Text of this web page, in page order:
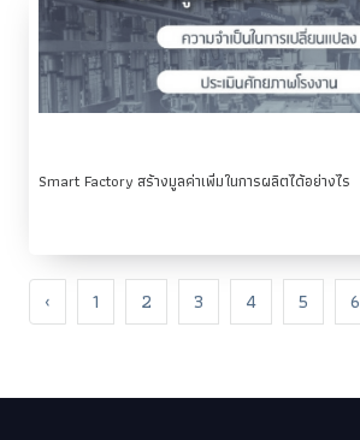
Smart Factory สร้างมูลค่าเพิ่มในการผลิตได้อย่างไร
‹ 1 2 3 4 5 6